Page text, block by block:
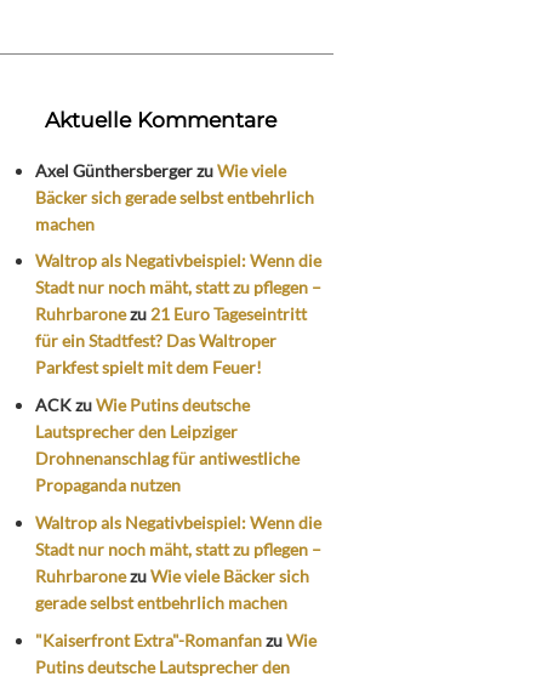
Aktuelle Kommentare
Axel GünthersbergerzuWie viele
Bäcker sich gerade selbst entbehrlich
machen
Waltrop als Negativbeispiel: Wenn die
Stadt nur noch mäht, statt zu pflegen –
Ruhrbaronezu 21 Euro Tageseintritt
für ein Stadtfest? Das Waltroper
Parkfest spielt mit dem Feuer!
ACKzuWie Putins deutsche
Lautsprecher den Leipziger
Drohnenanschlag für antiwestliche
Propaganda nutzen
Waltrop als Negativbeispiel: Wenn die
Stadt nur noch mäht, statt zu pflegen –
RuhrbaronezuWie viele Bäcker sich
gerade selbst entbehrlich machen
"Kaiserfront Extra"-RomanfanzuWie
Putins deutsche Lautsprecher den